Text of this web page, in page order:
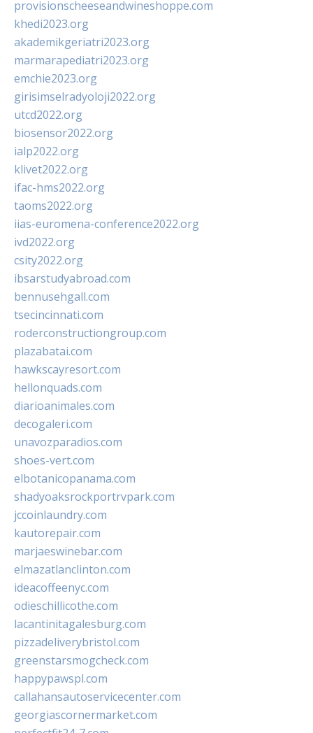
provisionscheeseandwineshoppe.com
khedi2023.org
akademikgeriatri2023.org
marmarapediatri2023.org
emchie2023.org
girisimselradyoloji2022.org
utcd2022.org
biosensor2022.org
ialp2022.org
klivet2022.org
ifac-hms2022.org
taoms2022.org
iias-euromena-conference2022.org
ivd2022.org
csity2022.org
ibsarstudyabroad.com
bennusehgall.com
tsecincinnati.com
roderconstructiongroup.com
plazabatai.com
hawkscayresort.com
hellonquads.com
diarioanimales.com
decogaleri.com
unavozparadios.com
shoes-vert.com
elbotanicopanama.com
shadyoaksrockportrvpark.com
jccoinlaundry.com
kautorepair.com
marjaeswinebar.com
elmazatlanclinton.com
ideacoffeenyc.com
odieschillicothe.com
lacantinitagalesburg.com
pizzadeliverybristol.com
greenstarsmogcheck.com
happypawspl.com
callahansautoservicecenter.com
georgiascornermarket.com